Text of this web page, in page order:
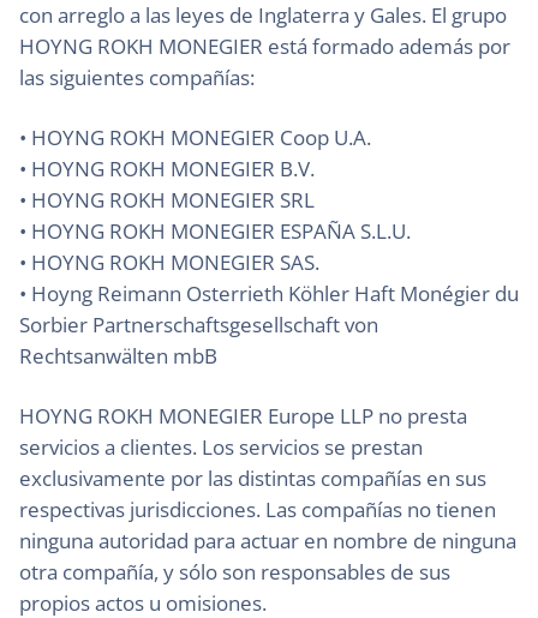
con arreglo a las leyes de Inglaterra y Gales. El grupo
HOYNG ROKH MONEGIER está formado además por
las siguientes compañías:
• HOYNG ROKH MONEGIER Coop U.A.
• HOYNG ROKH MONEGIER B.V.
• HOYNG ROKH MONEGIER SRL
• HOYNG ROKH MONEGIER ESPAÑA S.L.U.
• HOYNG ROKH MONEGIER SAS.
• Hoyng Reimann Osterrieth Köhler Haft Monégier du
Sorbier Partnerschaftsgesellschaft von
Rechtsanwälten mbB
HOYNG ROKH MONEGIER Europe LLP no presta
servicios a clientes. Los servicios se prestan
exclusivamente por las distintas compañías en sus
respectivas jurisdicciones. Las compañías no tienen
ninguna autoridad para actuar en nombre de ninguna
otra compañía, y sólo son responsables de sus
propios actos u omisiones.